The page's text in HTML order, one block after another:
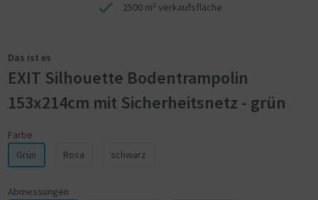
2500 m² verkaufsfläche
Das ist es
EXIT Silhouette Bodentrampolin
153x214cm mit Sicherheitsnetz - grün
Farbe
Grün
Rosa schwarz
Abmessungen